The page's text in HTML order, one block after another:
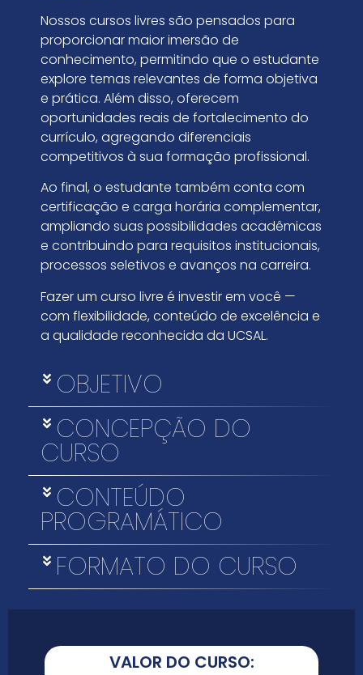
Nossos cursos livres são pensados para
proporcionar maior imersão de
conhecimento, permitindo que o estudante
explore temas relevantes de forma objetiva
e prática. Além disso, oferecem
oportunidades reais de fortalecimento do
currículo, agregando diferenciais
competitivos à sua formação profissional.
Ao final, o estudante também conta com
certificação e carga horária complementar,
ampliando suas possibilidades acadêmicas
e contribuindo para requisitos institucionais,
processos seletivos e avanços na carreira.
Fazer um curso livre é investir em você —
com flexibilidade, conteúdo de excelência e
a qualidade reconhecida da UCSAL.
OBJETIVO
CONCEPÇÃO DO
CURSO
CONTEÚDO
PROGRAMÁTICO
FORMATO DO CURSO
VALOR DO CURSO: